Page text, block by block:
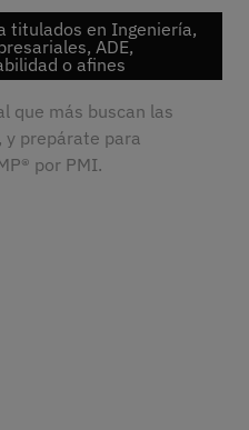
titulados en Ingeniería,
ADE,
o afines
que más buscan las
y prepárate para
por PMI.